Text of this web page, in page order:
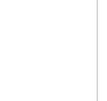
törekszünk arra,
adatok (beleértve a
az élelmiszerek
a termékek